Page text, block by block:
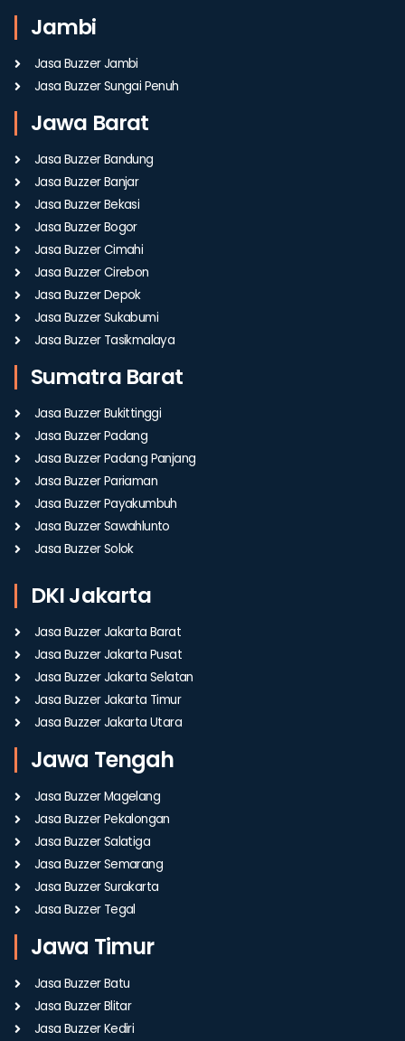
Jambi
Jasa Buzzer Jambi
Jasa Buzzer Sungai Penuh
Jawa Barat
Jasa Buzzer Bandung
Jasa Buzzer Banjar
Jasa Buzzer Bekasi
Jasa Buzzer Bogor
Jasa Buzzer Cimahi
Jasa Buzzer Cirebon
Jasa Buzzer Depok
Jasa Buzzer Sukabumi
Jasa Buzzer Tasikmalaya
Sumatra Barat
Jasa Buzzer Bukittinggi
Jasa Buzzer Padang
Jasa Buzzer Padang Panjang
Jasa Buzzer Pariaman
Jasa Buzzer Payakumbuh
Jasa Buzzer Sawahlunto
Jasa Buzzer Solok
DKI Jakarta
Jasa Buzzer Jakarta Barat
Jasa Buzzer Jakarta Pusat
Jasa Buzzer Jakarta Selatan
Jasa Buzzer Jakarta Timur
Jasa Buzzer Jakarta Utara
Jawa Tengah
Jasa Buzzer Magelang
Jasa Buzzer Pekalongan
Jasa Buzzer Salatiga
Jasa Buzzer Semarang
Jasa Buzzer Surakarta
Jasa Buzzer Tegal
Jawa Timur
Jasa Buzzer Batu
Jasa Buzzer Blitar
Jasa Buzzer Kediri